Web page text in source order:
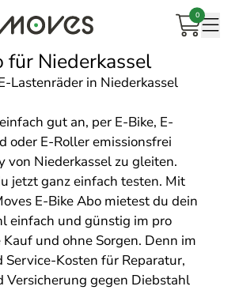
Warenkorb
0
für Niederkassel
Lastenräder in Niederkassel
gut an, per E-Bike, E-
oder E-Roller emissionsfrei
von Niederkassel zu gleiten.
jetzt ganz einfach testen. Mit
E-Bike Abo mietest du dein
einfach und günstig im pro
und ohne Sorgen. Denn im
Service-Kosten für Reparatur,
Versicherung gegen Diebstahl